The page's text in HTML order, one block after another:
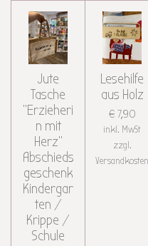
Jute
Tasche
"Erzieheri
n mit
Herz"
Abschieds
geschenk
Kindergar
ten /
Krippe /
Schule
Lesehilfe
aus Holz
€ 7,90
inkl. MwSt
zzgl.
Versandkosten